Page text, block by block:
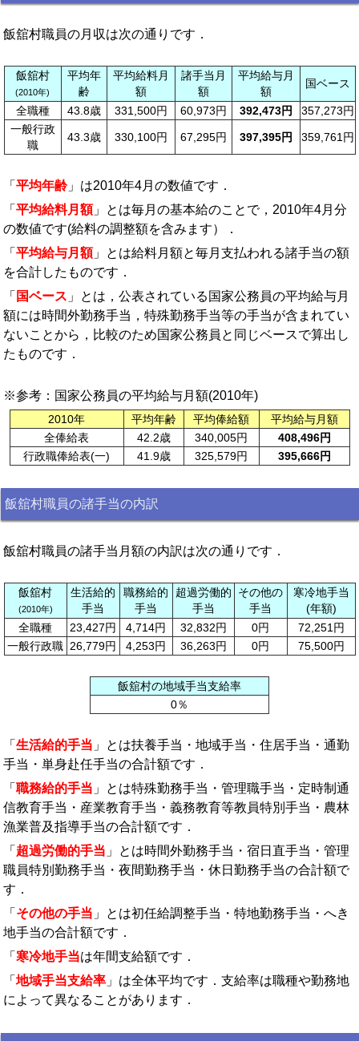
飯舘村職員の月収は次の通りです．
飯舘村
(2010年)
平均年
齢
平均給料月
額
諸手当月
額
平均給与月
額
国ベース
全職種 43.8歳 331,500円 60,973円 392,473円
357,273円
一般行政
職
43.3歳 330,100円 67,295円 397,395円 359,761円
「 平均年齢 」は2010年4月の数値です．
「 平均給料月額」とは毎月の基本給のことで，2010年4月分
の数値です(給料の調整額を含みます）．
「 平均給与月額」とは給料月額と毎月支払われる諸手当の額
を合計したものです．
「 国ベース 」とは，公表されている国家公務員の平均給与月
額には時間外勤務手当，特殊勤務手当等の手当が含まれてい
ないことから，比較のため国家公務員と同じベースで算出し
たものです．
※参考：国家公務員の平均給与月額(2010年)
2010年 平均年齢 平均俸給額
平均給与月額
全俸給表
42.2歳 340,005円
408,496円
行政職俸給表(一)
41.9歳 325,579円 395,666円
飯舘村職員の諸手当の内訳
飯舘村職員の諸手当月額の内訳は次の通りです．
飯舘村
(2010年)
生活給的
手当
職務給的
手当
超過労働的
手当
その他の
手当
寒冷地手当
(年額)
全職種
23,427円 4,714円 32,832円 0円
72,251円
一般行政職 26,779円 4,253円 36,263円 0円 75,500円
飯舘村の地域手当支給率
0％
「 生活給的手当 」とは扶養手当・地域手当・住居手当・通勤
手当・単身赴任手当の合計額です．
「 職務給的手当 」とは特殊勤務手当・管理職手当・定時制通
信教育手当・産業教育手当・義務教育等教員特別手当・農林
漁業普及指導手当の合計額です．
「 超過労働的手当 」とは時間外勤務手当・宿日直手当・管理
職員特別勤務手当・夜間勤務手当・休日勤務手当の合計額で
す．
「 その他の手当 」とは初任給調整手当・特地勤務手当・へき
地手当の合計額です．
「 寒冷地手当は年間支給額です．
「 地域手当支給率 」は全体平均です．支給率は職種や勤務地
によって異なることがあります．